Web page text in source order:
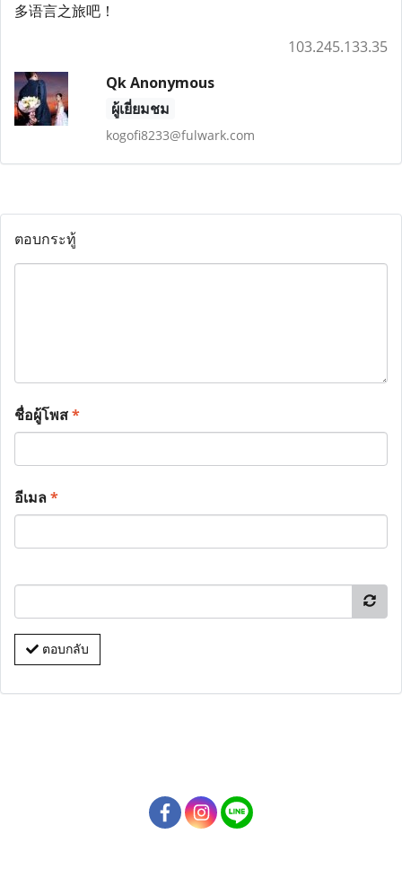
多语言之旅吧！
103.245.133.35
Qk Anonymous
ผู้เยี่ยมชม
kogofi8233@fulwark.com
ตอบกระทู้
ชื่อผู้โพส*
อีเมล*
ตอบกลับ